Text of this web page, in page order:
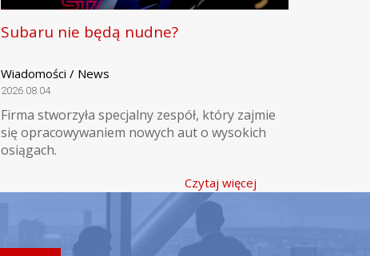
Subaru nie będą nudne?
Wiadomości / News
2026.08.04
Firma stworzyła specjalny zespół, który zajmie
się opracowywaniem nowych aut o wysokich
osiągach.
Czytaj więcej